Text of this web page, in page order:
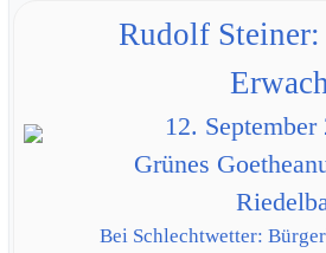
Rudolf Steiner:
12. September
Grünes
Bei Schlechtwetter: